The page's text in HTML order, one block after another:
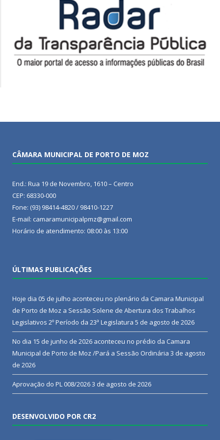
CÂMARA MUNICIPAL DE PORTO DE MOZ
End.: Rua 19 de Novembro, 1610 – Centro
CEP: 68330-000
Fone: (93) 98414-4820 / 98410-1227
E-mail: camaramunicipalpmz@gmail.com
Horário de atendimento: 08:00 às 13:00
ÚLTIMAS PUBLICAÇÕES
Hoje dia 05 de julho aconteceu no plenário da Camara Municipal
de Porto de Moz a Sessão Solene de Abertura dos Trabalhos
Legislativos 2º Período da 23ª Legislatura 5 de agosto de 2026
No dia 15 de junho de 2026 aconteceu no prédio da Camara
Municipal de Porto de Moz /Pará a Sessão Ordinária 3 de agosto
de 2026
Aprovação do PL 008/20263 de agosto de 2026
DESENVOLVIDO POR CR2